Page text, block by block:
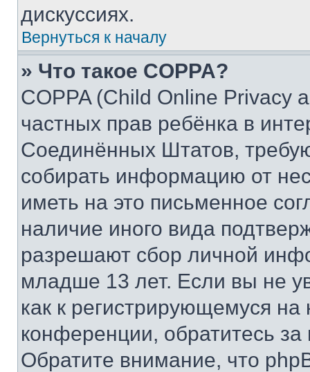
дискуссиях.
Вернуться к началу
» Что такое COPPA?
COPPA (Child Online Privacy
частных прав ребёнка в
Соединённых Штатов,
собирать информацию от
иметь на это письменное
наличие иного вида
разрешают сбор личной
младше 13 лет. Если вы не
как к регистрирующемуся
конференции, обратитесь
Обратите внимание, что